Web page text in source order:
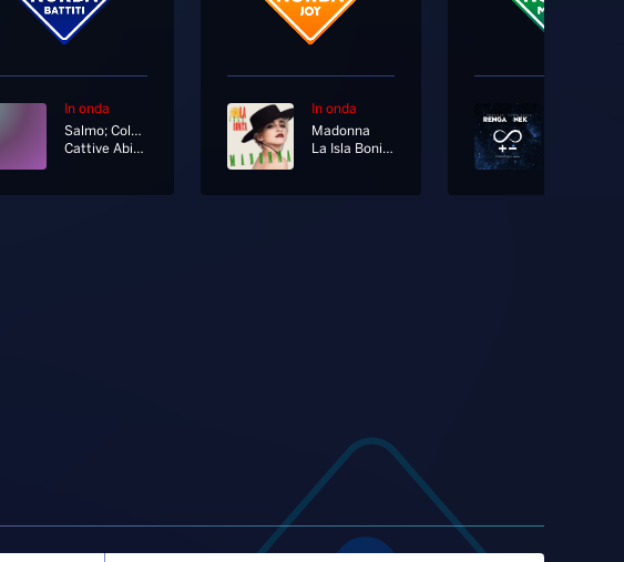
In onda
Salmo; Colapesce; Mace
Cattive Abitudini
In onda
Madonna
La Isla Bonita